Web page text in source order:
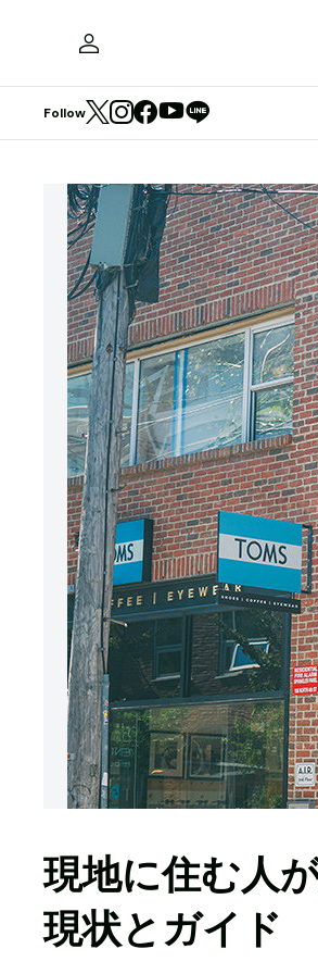
Follow
現地に住む人
現状とガイド